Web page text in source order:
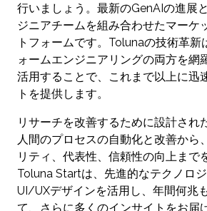
行いましょう。最新のGenAIの進展
ジニアチームを組み合わせたマーケ
トフォームです。Tolunaの技術革新
ォームエンジニアリングの両方を網
活用することで、これまで以上に迅
トを提供します。
リサーチを改善するために設計され
人間のプロセスの自動化と改善から
リティ、代表性、信頼性の向上まで
Toluna Startは、先進的なテクノロ
UI/UXデザインを活用し、年間何兆
て、さらに多くのインサイトをお届